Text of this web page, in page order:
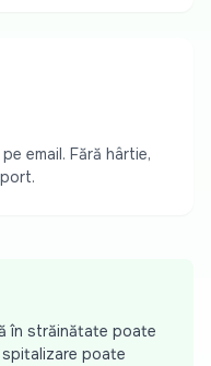
email. Fără hârtie,
în străinătate poate
spitalizare poate